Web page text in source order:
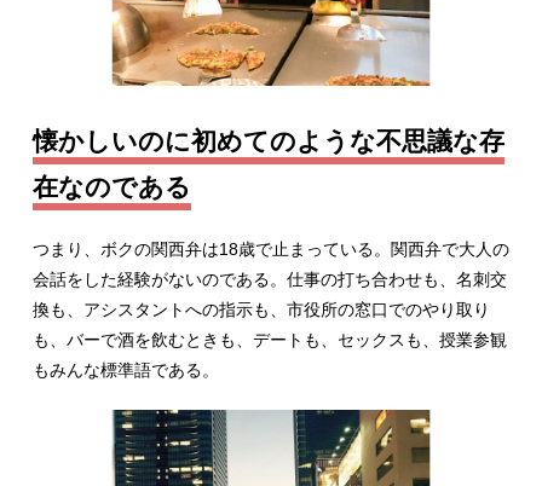
懐かしいのに初めてのような不思議な存
在なのである
つまり、ボクの関西弁は18歳で止まっている。関西弁で大人の
会話をした経験がないのである。仕事の打ち合わせも、名刺交
換も、アシスタントへの指示も、市役所の窓口でのやり取り
も、バーで酒を飲むときも、デートも、セックスも、授業参観
もみんな標準語である。